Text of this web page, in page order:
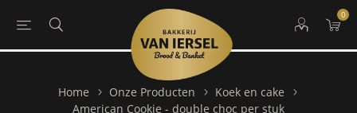
0
Home Onze Producten
Koek en cake
American Cookie - double choc per stuk